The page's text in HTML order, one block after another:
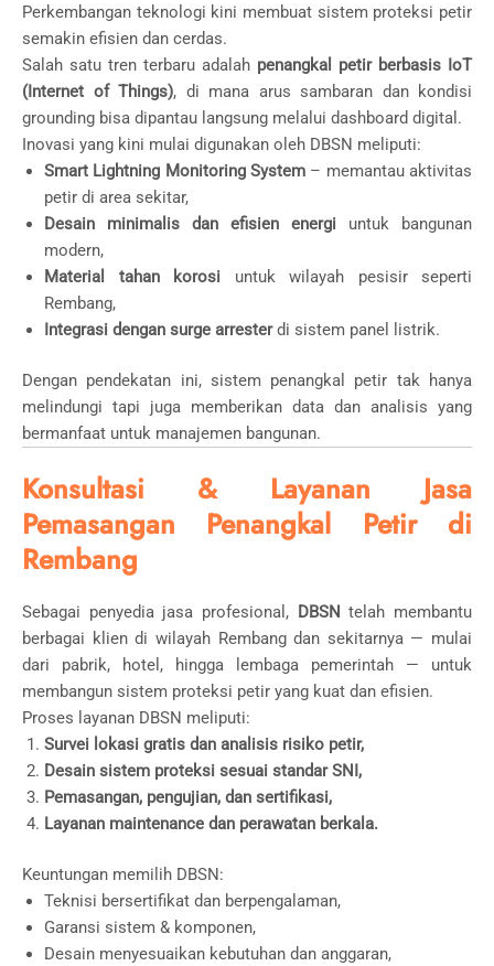
Perkembangan teknologi kini membuat sistem proteksi petir
semakin efisien dan cerdas.
Salah satu tren terbaru adalah penangkal petir berbasis IoT
(Internet of Things), di mana arus sambaran dan kondisi
grounding bisa dipantau langsung melalui dashboard digital.
Inovasi yang kini mulai digunakan oleh DBSN meliputi:
Smart Lightning Monitoring System – memantau aktivitas
petir di area sekitar,
Desain minimalis dan efisien energi untuk bangunan
modern,
Material tahan korosi untuk wilayah pesisir seperti
Rembang,
Integrasi dengan surge arresterdi sistem panel listrik.
Dengan pendekatan ini, sistem penangkal petir tak hanya
melindungi tapi juga memberikan data dan analisis yang
bermanfaat untuk manajemen bangunan.
Konsultasi & Layanan Jasa
Pemasangan Penangkal Petir di
Rembang
Sebagai penyedia jasa profesional, DBSN telah membantu
berbagai klien di wilayah Rembang dan sekitarnya — mulai
dari pabrik, hotel, hingga lembaga pemerintah — untuk
membangun sistem proteksi petir yang kuat dan efisien.
Proses layanan DBSN meliputi:
Survei lokasi gratis dan analisis risiko petir,
Desain sistem proteksi sesuai standar SNI,
Pemasangan, pengujian, dan sertifikasi,
Layanan maintenance dan perawatan berkala.
Keuntungan memilih DBSN:
Teknisi bersertifikat dan berpengalaman,
Garansi sistem & komponen,
Desain menyesuaikan kebutuhan dan anggaran,